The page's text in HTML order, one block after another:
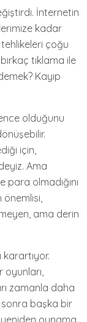
İnternetin
kadar
çoğu
tıklama ile
Kayıp
olduğunu
için,
Ama
olmadığını
önemlisi,
ama derin
karartıyor.
zamanla daha
sonra başka bir
oynama